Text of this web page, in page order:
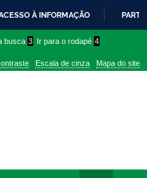
À INFORMAÇÃO
busca 3 Ir para o rodapé 4
Escala de cinza Mapa do site